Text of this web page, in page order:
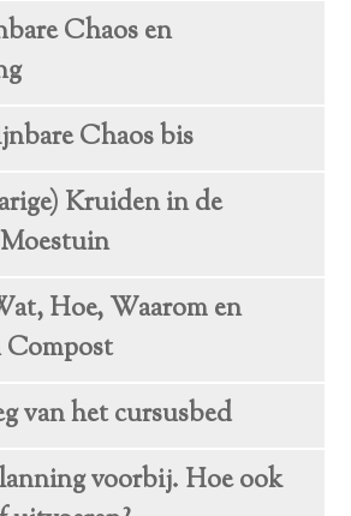
Chaos en
Chaos bis
Kruiden in de
Hoe, Waarom en
Compost
van het cursusbed
voorbij. Hoe ook